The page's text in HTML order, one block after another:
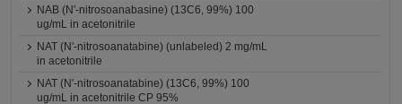
NAB (N′-nitrosoanabasine) (13C6, 99%) 100
ug/mL in acetonitrile
NAT (N′-nitrosoanatabine) (unlabeled) 2 mg/mL
in acetonitrile
NAT (N′-nitrosoanatabine) (13C6, 99%) 100
ug/mL in acetonitrile CP 95%